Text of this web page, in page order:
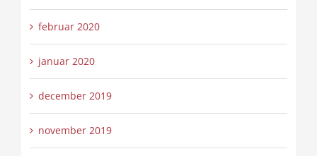
februar 2020
januar 2020
december 2019
november 2019